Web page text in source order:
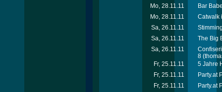
Mo, 28.11.11
Bar
Mo, 28.11.11
Catwalk
Sa, 26.11.11
Sa, 26.11.11
The Big
Sa, 26.11.11
8
Fr, 25.11.11
5 Jahre
Fr, 25.11.11
Party.at
Fr, 25.11.11
Party.at